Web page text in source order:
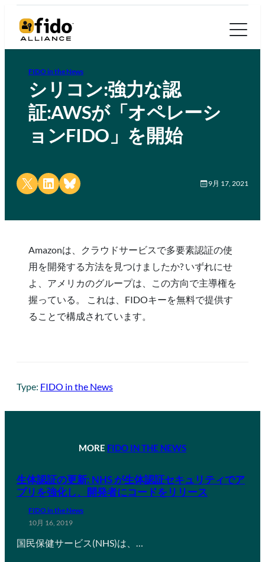
FIDO in the News
シリコン:強力な認
証:AWSが「オペレーシ
ョンFIDO」を開始
Share on X Share on LinkedIn
Share on Bluesky 9月 17, 2021
Amazonは、クラウドサービスで多要素認証の使
用を開発する方法を見つけましたか? いずれにせ
よ、アメリカのグループは、この方向で主導権を
握っている。 これは、FIDOキーを無料で提供す
ることで構成されています。
Type: FIDO in the News
MORE FIDO IN THE NEWS
生体認証の更新: NHS が生体認証セキュリティでア
プリを強化し、開発者にコードをリリース
FIDO in the News
10月 16, 2019
国民保健サービス(NHS)は、…